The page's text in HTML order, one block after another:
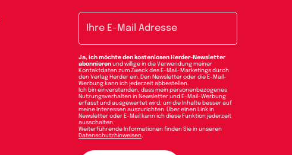
Ja, ich möchte den kostenlosen Herder-Newsletter
abonnierenund willige in die Verwendung meiner
Kontaktdaten zum Zweck des E-Mail-Marketings durch
den Verlag Herder ein. Den Newsletter oder die E-Mail-
Werbung kann ich jederzeit abbestellen.
Ich bin einverstanden, dass mein personenbezogenes
Nutzungsverhalten in Newsletter und E-Mail-Werbung
erfasst und ausgewertet wird, um die Inhalte besser auf
meine Interessen auszurichten. Über einen Link in
Newsletter oder E-Mail kann ich diese Funktion jederzeit
ausschalten.
Weiterführende Informationen finden Sie in unseren
Datenschutzhinweisen.